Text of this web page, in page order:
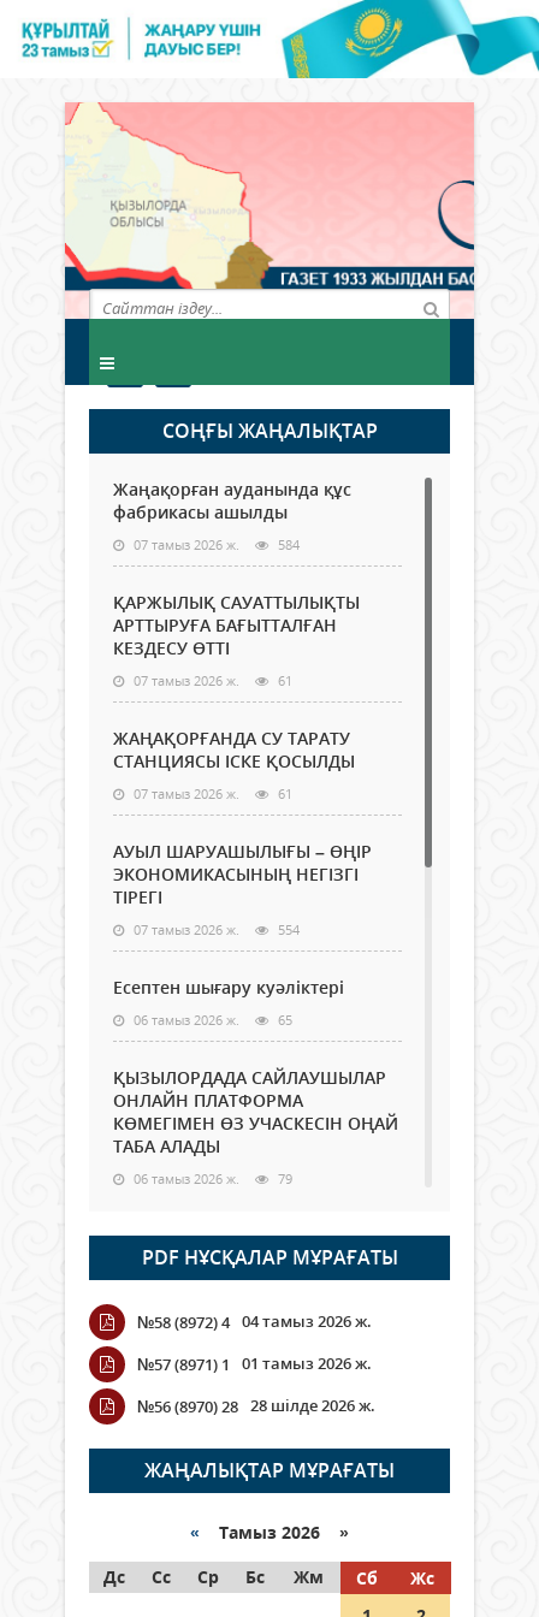
СОҢҒЫ ЖАҢАЛЫҚТАР
Жаңақорған ауданында құс
фабрикасы ашылды
07 тамыз 2026 ж. 584
ҚАРЖЫЛЫҚ САУАТТЫЛЫҚТЫ
АРТТЫРУҒА БАҒЫТТАЛҒАН
КЕЗДЕСУ ӨТТІ
07 тамыз 2026 ж. 61
ЖАҢАҚОРҒАНДА СУ ТАРАТУ
СТАНЦИЯСЫ ІСКЕ ҚОСЫЛДЫ
07 тамыз 2026 ж. 61
АУЫЛ ШАРУАШЫЛЫҒЫ – ӨҢІР
ЭКОНОМИКАСЫНЫҢ НЕГІЗГІ
ТІРЕГІ
07 тамыз 2026 ж. 554
Есептен шығару куәліктері
06 тамыз 2026 ж. 65
ҚЫЗЫЛОРДАДА САЙЛАУШЫЛАР
ОНЛАЙН ПЛАТФОРМА
КӨМЕГІМЕН ӨЗ УЧАСКЕСІН ОҢАЙ
ТАБА АЛАДЫ
06 тамыз 2026 ж. 79
Open Air: Қызылорда облысы
полиция департаменті 20
мыңнан астам көрерменнің
қауіпсіздігін қамтамасыз етті
06 тамыз 2026 ж.
Wi-Fi ҚАБЫРҒА АРҚЫЛЫ ҚАЛАЙ
ӨТЕДІ?
06 тамыз 2026 ж. 256
граждане Казахстана,
05 тамыз 2026 ж. 137
PDF НҰСҚАЛАР МҰРАҒАТЫ
№58 (8972) 4 04 тамыз 2026 ж.
№57 (8971) 1
01 тамыз 2026 ж.
№56 (8970) 28 28 шілде 2026 ж.
ЖАҢАЛЫҚТАР МҰРАҒАТЫ
« Тамыз 2026 »
Дс
Сс Ср Бс Жм Сб
Жс